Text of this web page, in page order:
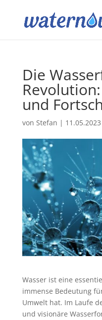
Die
und
von Stefan | 11.05.2023
Wasser ist eine
immense Bedeutung
Umwelt hat. Im Laufe
und visionäre